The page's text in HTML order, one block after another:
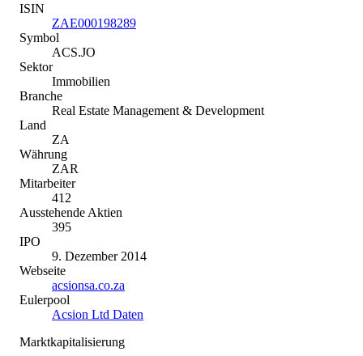
ISIN
ZAE000198289
Symbol
ACS.JO
Sektor
Immobilien
Branche
Real Estate Management & Development
Land
ZA
Währung
ZAR
Mitarbeiter
412
Ausstehende Aktien
395
IPO
9. Dezember 2014
Webseite
acsionsa.co.za
Eulerpool
Acsion Ltd Daten
Marktkapitalisierung